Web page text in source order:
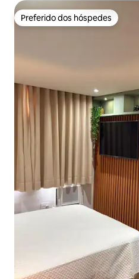
Preferido dos hóspedes
Preferido dos hóspedes